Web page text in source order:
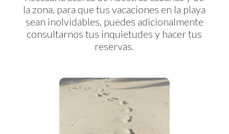
la zona, para que tus vacaciones en la playa
sean inolvidables, puedes adicionalmente
consultarnos tus inquietudes y hacer tus
reservas.